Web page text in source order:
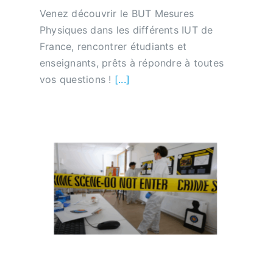
Venez découvrir le BUT Mesures
Physiques dans les différents IUT de
France, rencontrer étudiants et
enseignants, prêts à répondre à toutes
vos questions ! [...]